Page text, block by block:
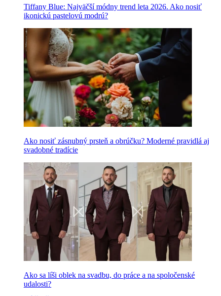
Tiffany Blue: Najväčší módny trend leta 2026. Ako nosiť
ikonickú pastelovú modrú?
Ako nosiť zásnubný prsteň a obrúčku? Moderné pravidlá aj
svadobné tradície
Ako sa líši oblek na svadbu, do práce a na spoločenské
udalosti?